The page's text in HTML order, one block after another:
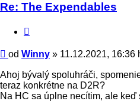
Re: The Expendables
Příspěvek
od Winny » 11.12.2021, 16:36
Ahoj bývalý spoluhráči,
teraz konkrétne na D2R?
Na HC sa úplne necítim, ale